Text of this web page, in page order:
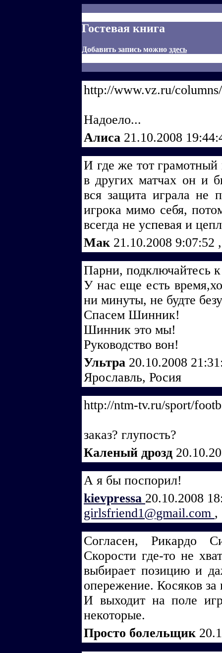
Гостевая книга
Добавить запись можно здесь
http://www.vz.ru/
Надоело...
Алиса 21.10.2008
И где же тот
в других матчах он и
вся защита играла не
игрока мимо себя,
всегда не успевая и
Мак 21.10.2008 9:07:52 ,
Парни, подключайтесь
У нас еще есть
ни минуты, не будте
Спасем Шинник!
Шинник это мы!
Руководство вон!
Ультра 20.10.2008
Ярославль, Росия
http://ntm-tv.ru/sport/
заказ? глупость?
Каленый дрозд
А я бы поспорил!
kievpressa 20.10.2008
girlsfriend1@gmail.com ,
Согласен, Рикардо
Скорости где-то не
выбирает позицию и
опережение. Косяков
И выходит на поле
некоторые.
Просто болельщик